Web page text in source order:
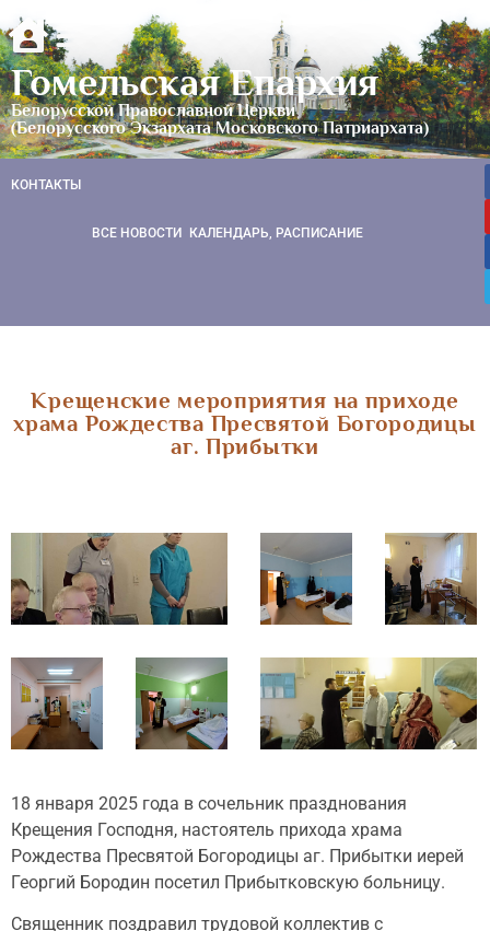
Гомельская Епархия
Белорусской Православной Церкви
(Белорусского Экзархата Московского Патриархата)
КОНТАКТЫ
ВСЕ НОВОСТИ КАЛЕНДАРЬ, РАСПИСАНИЕ
Крещенские мероприятия на приходе
храма Рождества Пресвятой Богородицы
аг. Прибытки
18 января 2025 года в сочельник празднования
Крещения Господня, настоятель прихода храма
Рождества Пресвятой Богородицы аг. Прибытки иерей
Георгий Бородин посетил Прибытковскую больницу.
Священник поздравил трудовой коллектив с